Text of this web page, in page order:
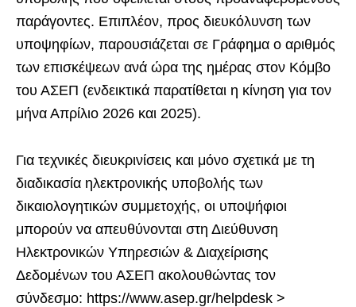
παράγοντες. Επιπλέον, προς διευκόλυνση των
υποψηφίων, παρουσιάζεται σε Γράφημα ο αριθμός
των επισκέψεων ανά ώρα της ημέρας στον Κόμβο
του ΑΣΕΠ (ενδεικτικά παρατίθεται η κίνηση για τον
μήνα Απρίλιο 2026 και 2025).
Για τεχνικές διευκρινίσεις και μόνο σχετικά με τη
διαδικασία ηλεκτρονικής υποβολής των
δικαιολογητικών συμμετοχής, οι υποψήφιοι
μπορούν να απευθύνονται στη Διεύθυνση
Ηλεκτρονικών Υπηρεσιών & Διαχείρισης
Δεδομένων του ΑΣΕΠ ακολουθώντας τον
σύνδεσμο: https://www.asep.gr/helpdesk >